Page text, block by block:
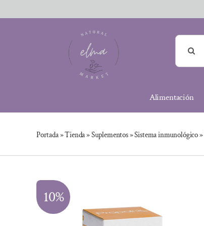
al
Buscar:
Alimentación
Portada»Tienda»Suplementos»Sistema inmunológico»
10%